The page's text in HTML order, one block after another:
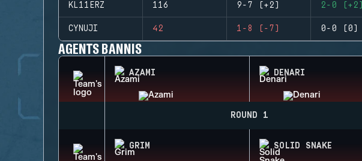
KL11ERZ 116 9-7 (+2) 2-0 (+2)
CYNUJI 42 1-8 (-7) 0-0 (0)
AGENTS BANNIS
AZAMI DENARI
ROUND 1
GRIM SOLID SNAKE